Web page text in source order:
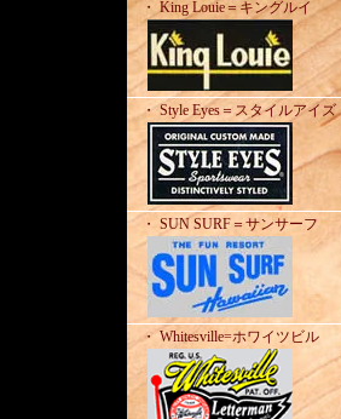
・ King Louie＝キングルイ
・ Style Eyes＝スタイルアイズ
・ SUN SURF＝サンサーフ
・ Whitesville=ホワイツビル